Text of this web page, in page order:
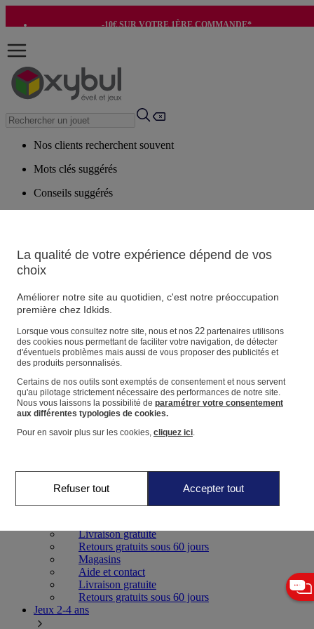
-10€ SUR VOTRE 1ÈRE COMMANDE*
Nos clients recherchent souvent
Mots clés suggérés
Conseils suggérés
Vos informations personnelles
Magasin
Panier
Favoris
Jeux 0-2 ans
Magasins
Livraison gratuite
Retours gratuits sous 60 jours
Magasins
Aide et contact
Livraison gratuite
Retours gratuits sous 60 jours
Jeux 2-4 ans
La qualité de votre expérience dépend de vos
choix
Améliorer notre site au quotidien, c'est notre préoccupation
première chez Idkids.
Lorsque vous consultez notre site, nous et nos 22partenaires utilisons
des cookies nous permettant de faciliter votre navigation, de détecter
d'éventuels problèmes mais aussi de vous proposer des publicités et
des produits personnalisés.
Certains de nos outils sont exemptés de consentement et nous servent
qu'au pilotage strictement nécessaire des performances de notre site.
Nous vous laissons la possibilité de paramétrer votre consentement
aux différentes typologies de cookies.
Pour en savoir plus sur les cookies, cliquez ici.
Refuser tout Accepter tout